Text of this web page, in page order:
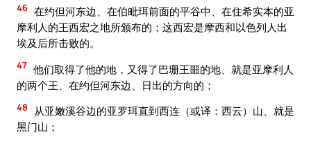
46 在约但河东边、在伯毗珥前面的平谷中、在住希实本的亚
摩利人的王西宏之地所颁布的；这西宏是摩西和以色列人出
埃及后所击败的。
47 他们取得了他的地，又得了巴珊王噩的地、就是亚摩利人
的两个王、在约但河东边、日出的方向的；
48
从亚嫩溪谷边的亚罗珥直到西连（或译：西云）山、就是
黑门山；